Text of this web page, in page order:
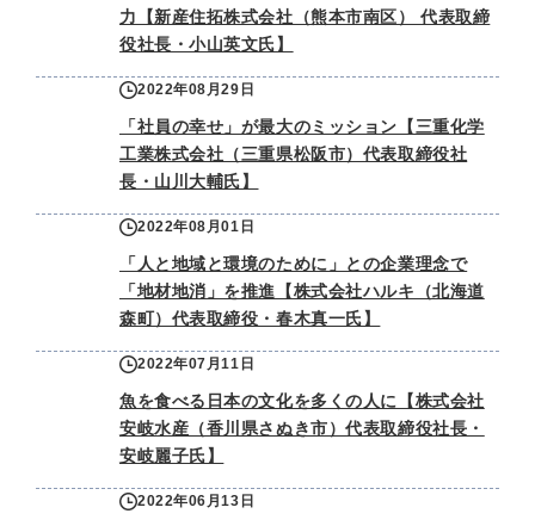
力【新産住拓株式会社（熊本市南区） 代表取締
役社長・小山英文氏】
2022年08月29日
「社員の幸せ」が最大のミッション【三重化学
工業株式会社（三重県松阪市）代表取締役社
長・山川大輔氏】
2022年08月01日
「人と地域と環境のために」との企業理念で
「地材地消」を推進【株式会社ハルキ（北海道
森町）代表取締役・春木真一氏】
2022年07月11日
魚を食べる日本の文化を多くの人に【株式会社
安岐水産（香川県さぬき市）代表取締役社長・
安岐麗子氏】
2022年06月13日